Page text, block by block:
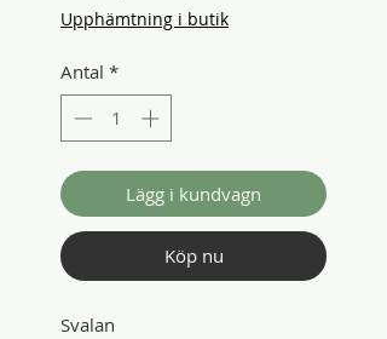
Upphämtning i butik
Antal *
Lägg i kundvagn
Köp nu
Svalan